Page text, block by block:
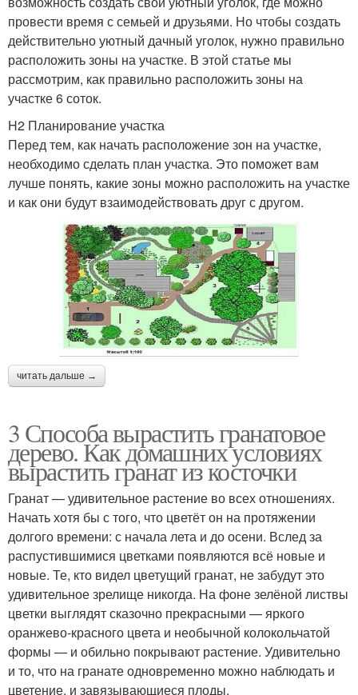
провести время с семьей и друзьями. Но чтобы создать
действительно уютный дачный уголок, нужно правильно
расположить зоны на участке. В этой статье мы
рассмотрим, как правильно расположить зоны на
участке 6 соток.
H2 Планирование участка
Перед тем, как начать расположение зон на участке,
необходимо сделать план участка. Это поможет вам
лучше понять, какие зоны можно расположить на участке
и как они будут взаимодействовать друг с другом.
читать дальше →
3 Способа вырастить гранатовое
дерево. Как домашних условиях
вырастить гранат из косточки
Гранат — удивительное растение во всех отношениях.
Начать хотя бы с того, что цветёт он на протяжении
долгого времени: с начала лета и до осени. Вслед за
распустившимися цветками появляются всё новые и
новые. Те, кто видел цветущий гранат, не забудут это
удивительное зрелище никогда. На фоне зелёной листвы
цветки выглядят сказочно прекрасными — яркого
оранжево-красного цвета и необычной колокольчатой
формы — и обильно покрывают растение. Удивительно
и то, что на гранате одновременно можно наблюдать и
цветение, и завязывающиеся плоды.